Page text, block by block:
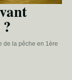
de la pêche en 1ère